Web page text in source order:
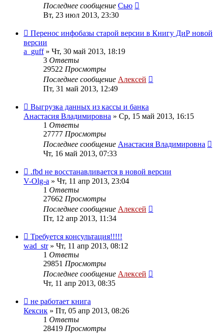
Последнее сообщение Сью
Вт, 23 июл 2013, 23:30
Перенос инфобазы старой версии в Книгу ДиР новой
версии
a_guff» Чт, 30 май 2013, 18:19
3 Ответы
29522 Просмотры
Последнее сообщение Алексей
Пт, 31 май 2013, 12:49
Выгрузка данных из кассы и банка
Анастасия Владимировна » Ср, 15 май 2013, 16:15
1 Ответы
27777 Просмотры
Последнее сообщение Анастасия Владимировна
Чт, 16 май 2013, 07:33
.fbd не восстанавливается в новой версии
V-Olg-a » Чт, 11 апр 2013, 23:04
1 Ответы
27662 Просмотры
Последнее сообщение Алексей
Пт, 12 апр 2013, 11:34
Требуется консультация!!!!!
wad_str» Чт, 11 апр 2013, 08:12
1 Ответы
29851 Просмотры
Последнее сообщение Алексей
Чт, 11 апр 2013, 08:35
не работает книга
Кексик » Пт, 05 апр 2013, 08:26
1 Ответы
28419 Просмотры